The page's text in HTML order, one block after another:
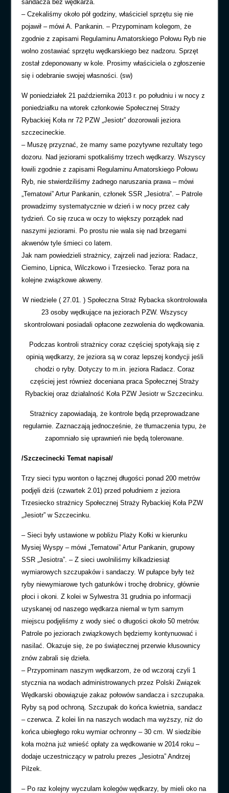
sandacza bez wędkarza.
– Czekaliśmy około pół godziny, właściciel sprzętu się nie
pojawił – mówi A. Pankanin. – Przypominam kolegom, że
zgodnie z zapisami Regulaminu Amatorskiego Połowu Ryb nie
wolno zostawiać sprzętu wędkarskiego bez nadzoru. Sprzęt
został zdeponowany w kole. Prosimy właściciela o zgłoszenie
się i odebranie swojej własności. (sw)
W poniedziałek 21 października 2013 r. po południu i w nocy z
poniedziałku na wtorek członkowie Społecznej Straży
Rybackiej Koła nr 72 PZW „Jesiotr” dozorowali jeziora
szczecineckie.
– Muszę przyznać, że mamy same pozytywne rezultaty tego
dozoru. Nad jeziorami spotkaliśmy trzech wędkarzy. Wszyscy
łowili zgodnie z zapisami Regulaminu Amatorskiego Połowu
Ryb, nie stwierdziliśmy żadnego naruszania prawa – mówi
„Tematowi” Artur Pankanin, członek SSR „Jesiotra”. – Patrole
prowadzimy systematycznie w dzień i w nocy przez cały
tydzień. Co się rzuca w oczy to większy porządek nad
naszymi jeziorami. Po prostu nie wala się nad brzegami
akwenów tyle śmieci co latem.
Jak nam powiedzieli strażnicy, zajrzeli nad jeziora: Radacz,
Ciemino, Lipnica, Wilczkowo i Trzesiecko. Teraz pora na
kolejne związkowe akweny.
W niedziele ( 27.01. ) Społeczna Straż Rybacka skontrolowała
23 osoby wędkujące na jeziorach PZW. Wszyscy
skontrolowani posiadali opłacone zezwolenia do wędkowania.
Podczas kontroli strażnicy coraz częściej spotykają się z
opinią wędkarzy, że jeziora są w coraz lepszej kondycji jeśli
chodzi o ryby. Dotyczy to m.in. jeziora Radacz. Coraz
częściej jest również doceniana praca Społecznej Straży
Rybackiej oraz działalność Koła PZW Jesiotr w Szczecinku.
Strażnicy zapowiadają, że kontrole będą przeprowadzane
regularnie. Zaznaczają jednocześnie, że tłumaczenia typu, że
zapomniało się uprawnień nie będą tolerowane.
/Szczecinecki Temat napisał/
Trzy sieci typu wonton o łącznej długości ponad 200 metrów
podjęli dziś (czwartek 2.01) przed południem z jeziora
Trzesiecko strażnicy Społecznej Straży Rybackiej Koła PZW
„Jesiotr” w Szczecinku.
– Sieci były ustawione w pobliżu Plaży Kołki w kierunku
Mysiej Wyspy – mówi „Tematowi” Artur Pankanin, grupowy
SSR „Jesiotra”. – Z sieci uwolniliśmy kilkadziesiąt
wymiarowych szczupaków i sandaczy. W pułapce były też
ryby niewymiarowe tych gatunków i trochę drobnicy, głównie
płoci i okoni. Z kolei w Sylwestra 31 grudnia po informacji
uzyskanej od naszego wędkarza niemal w tym samym
miejscu podjęliśmy z wody sieć o długości około 50 metrów.
Patrole po jeziorach związkowych będziemy kontynuować i
nasilać. Okazuje się, że po świątecznej przerwie kłusownicy
znów zabrali się dzieła.
– Przypominam naszym wędkarzom, że od wczoraj czyli 1
stycznia na wodach administrowanych przez Polski Związek
Wędkarski obowiązuje zakaz połowów sandacza i szczupaka.
Ryby są pod ochroną. Szczupak do końca kwietnia, sandacz
– czerwca. Z kolei lin na naszych wodach ma wyższy, niż do
końca ubiegłego roku wymiar ochronny – 30 cm. W siedzibie
koła można już wnieść opłaty za wędkowanie w 2014 roku –
dodaje uczestniczący w patrolu prezes „Jesiotra” Andrzej
Pilzek.
– Po raz kolejny wyczulam kolegów wędkarzy, by mieli oko na